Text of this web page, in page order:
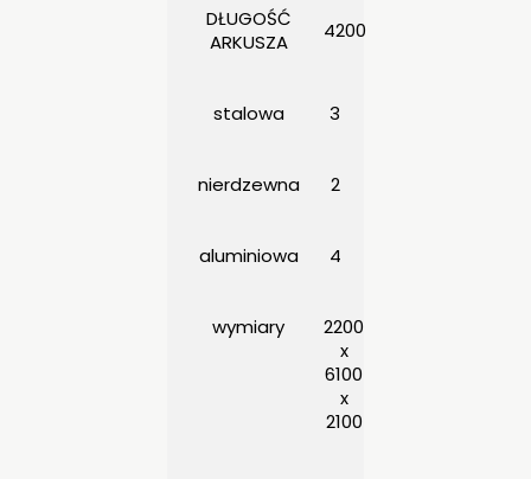
DŁUGOŚĆ
ARKUSZA
4200
stalowa 3
nierdzewna 2
aluminiowa 4
wymiary
2200
x
6100
x
2100